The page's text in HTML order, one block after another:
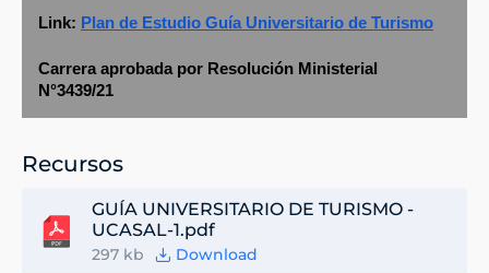
Link: Plan de Estudio Guía Universitario de Turismo
Carrera aprobada por Resolución Ministerial
N°3439/21
Recursos
GUÍA UNIVERSITARIO DE TURISMO -
UCASAL-1.pdf
297 kb Download